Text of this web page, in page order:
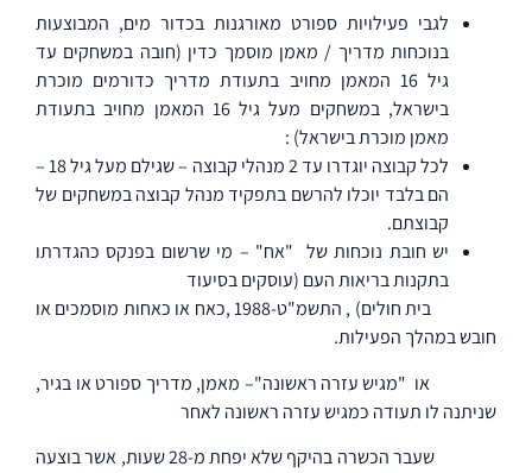
לגבי פעילויות ספורט מאורגנות בכדור מים, המבוצעות
בנוכחות מדריך / מאמן מוסמך כדין (חובה במשחקים עד
גיל 16 המאמן מחויב בתעודת מדריך כדורמים מוכרת
בישראל, במשחקים מעל גיל 16 המאמן מחויב בתעודת
מאמן מוכרת בישראל) :
לכל קבוצה יוגדרו עד 2 מנהלי קבוצה – שגילם מעל גיל 18 –
הם בלבד יוכלו להרשם בתפקיד מנהל קבוצה במשחקים של
קבוצתם.
יש חובת נוכחות של "אח" – מי שרשום בפנקס כהגדרתו
בתקנות בריאות העם (עוסקים בסיעוד
בית חולים) , התשמ"ט-1988 ,כאח או כאחות מוסמכים או
חובש במהלך הפעילות.
או "מגיש עזרה ראשונה"– מאמן, מדריך ספורט או בגיר,
שניתנה לו תעודה כמגיש עזרה ראשונה לאחר
שעבר הכשרה בהיקף שלא יפחת מ-28 שעות, אשר בוצעה